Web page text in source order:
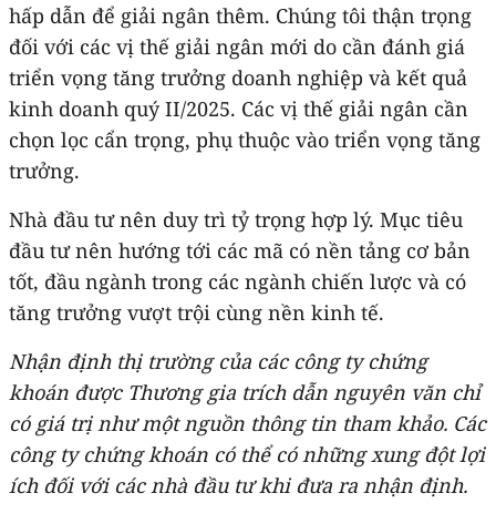
hấp dẫn để giải ngân thêm. Chúng tôi thận trọng
đối với các vị thế giải ngân mới do cần đánh giá
triển vọng tăng trưởng doanh nghiệp và kết quả
kinh doanh quý II/2025. Các vị thế giải ngân cần
chọn lọc cẩn trọng, phụ thuộc vào triển vọng tăng
trưởng.
Nhà đầu tư nên duy trì tỷ trọng hợp lý. Mục tiêu
đầu tư nên hướng tới các mã có nền tảng cơ bản
tốt, đầu ngành trong các ngành chiến lược và có
tăng trưởng vượt trội cùng nền kinh tế.
Nhận định thị trường của các công ty chứng
khoán được Thương gia trích dẫn nguyên văn chỉ
có giá trị như một nguồn thông tin tham khảo. Các
công ty chứng khoán có thể có những xung đột lợi
ích đối với các nhà đầu tư khi đưa ra nhận định.